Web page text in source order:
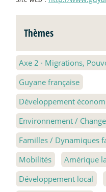
Thèmes
Axe 2 · Migrations,
Guyane française
Développement
Environnement /
Familles / Dynamiques
Mobilités
Amérique
Développement local